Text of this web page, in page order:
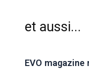
et aussi...
EVO magazine